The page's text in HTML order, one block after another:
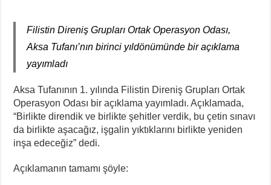
Filistin Direniş Grupları Ortak Operasyon Odası,
Aksa Tufanı’nın birinci yıldönümünde bir açıklama
yayımladı
Aksa Tufanının 1. yılında Filistin Direniş Grupları Ortak
Operasyon Odası bir açıklama yayımladı. Açıklamada,
“Birlikte direndik ve birlikte şehitler verdik, bu çetin sınavı
da birlikte aşacağız, işgalin yıktıklarını birlikte yeniden
inşa edeceğiz” dedi.
Açıklamanın tamamı şöyle: